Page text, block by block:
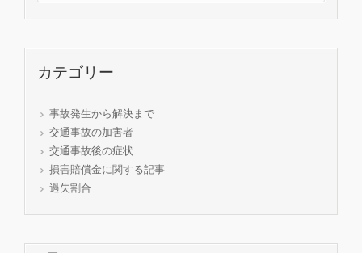
カテゴリー
事故発生から解決まで
交通事故の加害者
交通事故後の症状
損害賠償金に関する記事
過失割合